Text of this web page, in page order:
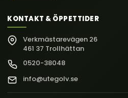
KONTAKT & ÖPPETTIDER
Verkmästarevägen 26
461 37 Trollhättan
0520-38048
info@utegolv.se